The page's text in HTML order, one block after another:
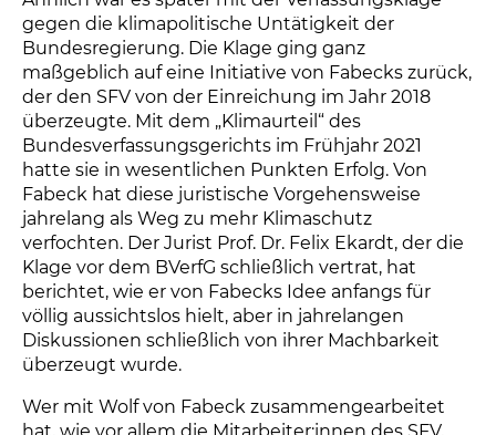
gegen die klimapolitische Untätigkeit der
Bundesregierung. Die Klage ging ganz
maßgeblich auf eine Initiative von Fabecks zurück,
der den SFV von der Einreichung im Jahr 2018
überzeugte. Mit dem „Klimaurteil“ des
Bundesverfassungsgerichts im Frühjahr 2021
hatte sie in wesentlichen Punkten Erfolg. Von
Fabeck hat diese juristische Vorgehensweise
jahrelang als Weg zu mehr Klimaschutz
verfochten. Der Jurist Prof. Dr. Felix Ekardt, der die
Klage vor dem BVerfG schließlich vertrat, hat
berichtet, wie er von Fabecks Idee anfangs für
völlig aussichtslos hielt, aber in jahrelangen
Diskussionen schließlich von ihrer Machbarkeit
überzeugt wurde.
Wer mit Wolf von Fabeck zusammengearbeitet